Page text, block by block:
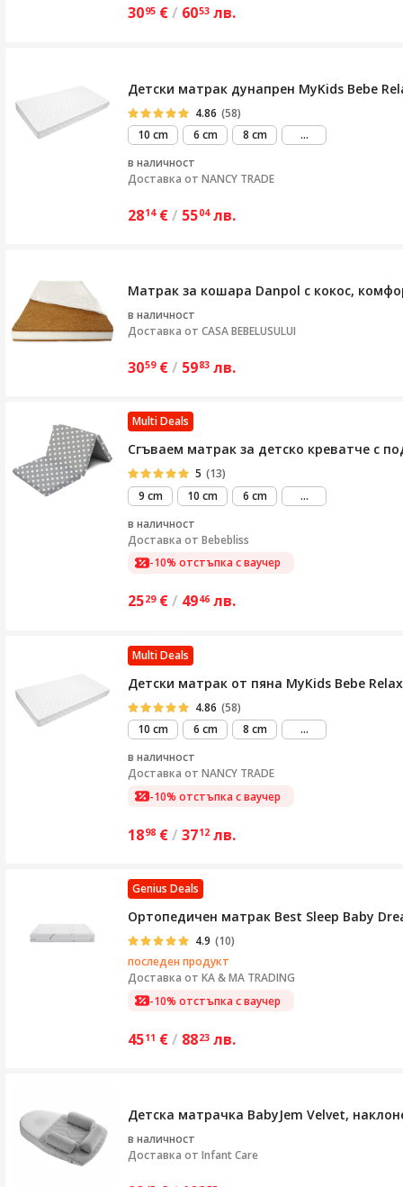
3095 €/ 6053 лв.
Детски матрак дунапрен MyKids Bebe
4.86 (58)
10 cm
6 cm 8 cm ...виж
в наличност
Доставка от NANCY TRADE
2814 €/ 5504 лв.
Матрак за кошара Danpol с кокос,
в наличност
Доставка от CASA BEBELUSULUI
3059 €/ 5983 лв.
Multi Deals
Сгъваем матрак за детско креватче с
5 (13)
9 cm
10 cm 6 cm ...виж
в наличност
Доставка от Bebebliss
-10% отстъпка с ваучер
2529 €/ 4946 лв.
Multi Deals
Детски матрак от пяна MyKids Bebe
4.86 (58)
10 cm
6 cm 8 cm ...виж
в наличност
Доставка от NANCY TRADE
-10% отстъпка с ваучер
1898 €/ 3712 лв.
Genius Deals
Ортопедичен матрак Best Sleep Baby
4.9 (10)
последен продукт
Доставка от KA & MA TRADING
-10% отстъпка с ваучер
4511 €/ 8823 лв.
Детска матрачка BabyJem Velvet,
в наличност
Доставка от Infant Care